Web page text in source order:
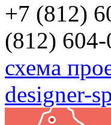
+7 (812)
(812)
схема
designer-